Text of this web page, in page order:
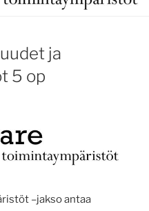
ja
5 op
–jakso antaa